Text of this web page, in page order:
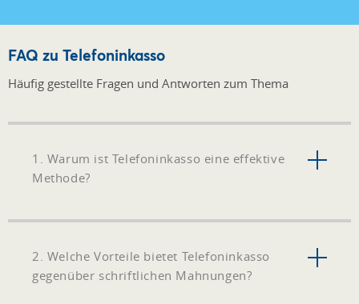
FAQ zu Telefoninkasso
Häufig gestellte Fragen und Antworten zum Thema
1. Warum ist Telefoninkasso eine effektive
Methode?
2. Welche Vorteile bietet Telefoninkasso
gegenüber schriftlichen Mahnungen?